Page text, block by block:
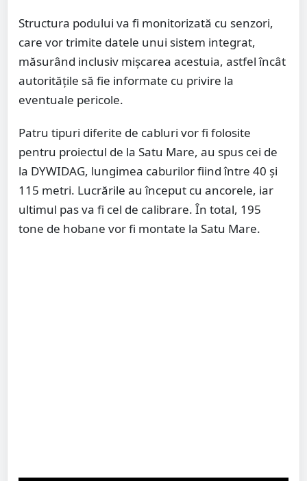
Structura podului va fi monitorizată cu senzori,
care vor trimite datele unui sistem integrat,
măsurând inclusiv mișcarea acestuia, astfel încât
autoritățile să fie informate cu privire la
eventuale pericole.
Patru tipuri diferite de cabluri vor fi folosite
pentru proiectul de la Satu Mare, au spus cei de
la DYWIDAG, lungimea caburilor fiind între 40 și
115 metri. Lucrările au început cu ancorele, iar
ultimul pas va fi cel de calibrare. În total, 195
tone de hobane vor fi montate la Satu Mare.